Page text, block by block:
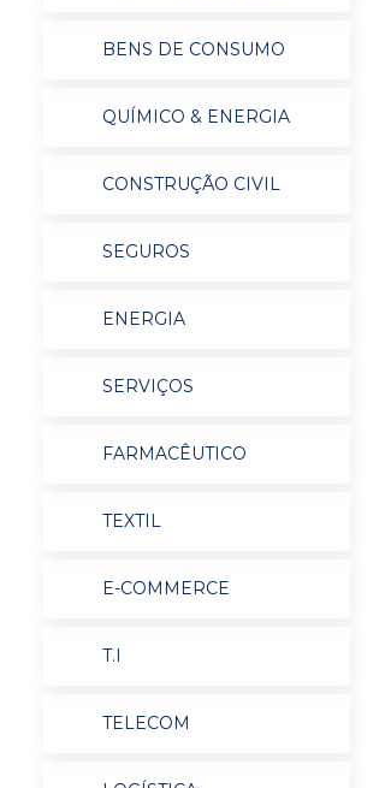
BENS DE CONSUMO
QUÍMICO & ENERGIA
CONSTRUÇÃO CIVIL
SEGUROS
ENERGIA
SERVIÇOS
FARMACÊUTICO
TEXTIL
E-COMMERCE
T.I
TELECOM